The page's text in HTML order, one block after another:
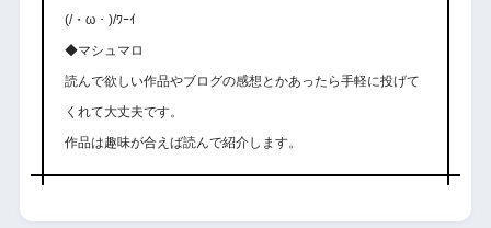
(/・ω・)/ﾜｰｲ
◆マシュマロ
読んで欲しい作品やブログの感想とかあったら手軽に投げて
くれて大丈夫です。
作品は趣味が合えば読んで紹介します。